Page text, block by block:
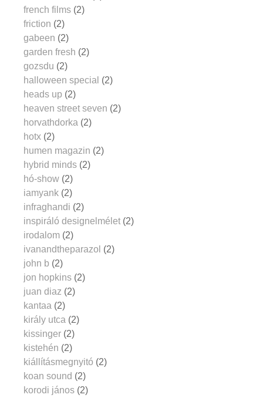
french films (2)
friction (2)
gabeen (2)
garden fresh (2)
gozsdu (2)
halloween special (2)
heads up (2)
heaven street seven (2)
horvathdorka (2)
hotx (2)
humen magazin (2)
hybrid minds (2)
hó-show (2)
iamyank (2)
infraghandi (2)
inspiráló designelmélet (2)
irodalom (2)
ivanandtheparazol (2)
john b (2)
jon hopkins (2)
juan diaz (2)
kantaa (2)
király utca (2)
kissinger (2)
kistehén (2)
kiállításmegnyitó (2)
koan sound (2)
korodi jános (2)